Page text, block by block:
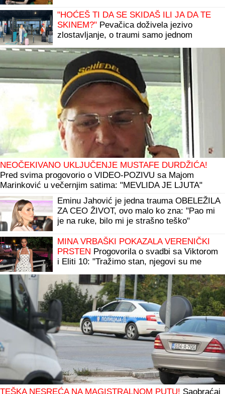
odustajem"
"HOĆEŠ TI DA SE SKIDAŠ ILI JA DA TE
SKINEM?" Pevačica doživela jezivo
zlostavljanje, o traumi samo jednom
NEOČEKIVANO UKLJUČENJE MUSTAFE DURDŽIĆA!
Pred svima progovorio o VIDEO-POZIVU sa Majom
Marinković u večernjim satima: "MEVLIDA JE LJUTA"
Eminu Jahović je jedna trauma OBELEŽILA
ZA CEO ŽIVOT, ovo malo ko zna: "Pao mi
je na ruke, bilo mi je strašno teško"
MINA VRBAŠKI POKAZALA VERENIČKI
PRSTEN Progovorila o svadbi sa Viktorom
i Eliti 10: "Tražimo stan, njegovi su me
TEŠKA NESREĆA NA MAGISTRALNOM PUTU! Saobraćaj